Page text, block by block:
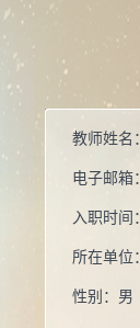
教师姓名：
电子邮箱：
入职时间：
所在单位：
性别： 男